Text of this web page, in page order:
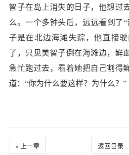
智子在岛上消失的日子，他想过
么。一个多钟头后，远远看到了
子是在北边海滩失踪，他直接
了，只见美智子倒在海滩边，鲜
急忙跑过去，看着她把自己割得
道：“你为什么要这样？为什么？”
« 上一章 返回目录